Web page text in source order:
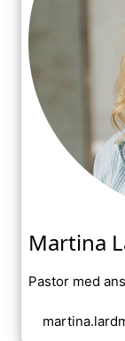
Martina
Pastor med